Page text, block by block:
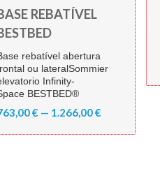
REBATÍVEL
rebatível abertura
ou lateralSommier
Infinity-
BESTBED®
€ — 1.266,00 €